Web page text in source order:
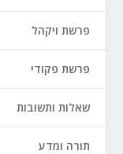
פרשת ויקהל
פרשת פקודי
שאלות ותשובות
תורה ומדע